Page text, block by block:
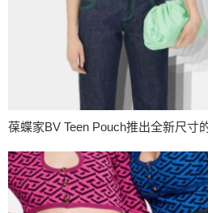
葆蝶家BV Teen Pouch推出全新尺寸